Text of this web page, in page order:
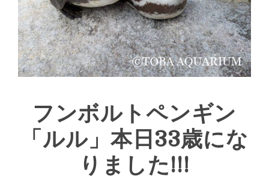
フンボルトペンギン
「ルル」本日33歳にな
りました!!!